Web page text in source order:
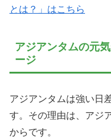
とは？」はこちら
アジアンタムの元
ージ
アジアンタムは強い日
す。その理由は、アジ
からです。